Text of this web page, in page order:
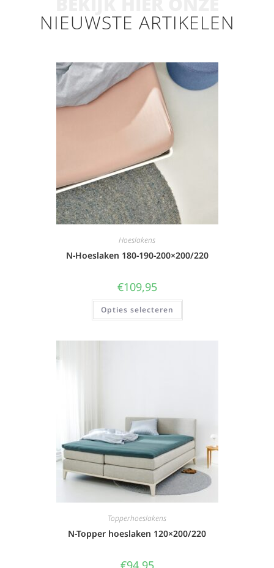
NIEUWSTE ARTIKELEN
Hoeslakens
N-Hoeslaken 180-190-200×200/220
€109,95
Opties selecteren
Topperhoeslakens
N-Topper hoeslaken 120×200/220
€94,95